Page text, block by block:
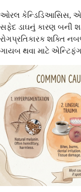
ઓરલ કેન્ડિડિઆસિસ, એક
સફેદ ડાઘનું કારણ બની
રોગપ્રતિકારક શક્તિ
ગાયબ થવા માટે